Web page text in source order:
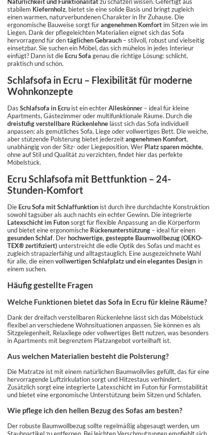
Natürlichkeit und Funktionalitätzu schätzen wissen. Gefertigt aus
stabilem Kiefernholz, bietet sie eine solide Basis und bringt zugleich
einen warmen, naturverbundenen Charakter in Ihr Zuhause. Die
ergonomische Bauweise sorgt fürangenehmen Komfort im Sitzen wie im
Liegen. Dank der pflegeleichten Materialien eignet sich das Sofa
hervorragend für dentäglichen Gebrauch – stilvoll, robust und vielseitig
einsetzbar. Sie suchen ein Möbel, das sich mühelos in jedes Interieur
einfügt? Dann ist die Ecru Sofa genau die richtige Lösung: schlicht,
praktisch und schön.
Schlafsofa in Ecru – Flexibilität für moderne
Wohnkonzepte
Das Schlafsofa in Ecru ist ein echterAlleskönner – ideal für kleine
Apartments, Gästezimmer oder multifunktionale Räume. Durch die
dreistufig verstellbare Rückenlehne lässt sich das Sofa individuell
anpassen: als gemütliches Sofa, Liege oder vollwertiges Bett. Die weiche,
aber stützende Polsterung bietet jederzeitangenehmen Komfort,
unabhängig von der Sitz- oder Liegeposition. Wer Platz sparen möchte,
ohne auf Stil und Qualität zu verzichten, findet hier das perfekte
Möbelstück.
Ecru Schlafsofa mit Bettfunktion – 24-
Stunden-Komfort
Die Ecru Sofa mit Schlaffunktion ist durch ihre durchdachte Konstruktion
sowohl tagsüber als auch nachts ein echter Gewinn. Die integrierte
Latexschicht im Futonsorgt für flexible Anpassung an die Körperform
und bietet eine ergonomische Rückenunterstützung – ideal für einen
gesunden Schlaf. Derhochwertige, gesteppte Baumwollbezug (OEKO-
TEX® zertifiziert)unterstreicht die edle Optik des Sofas und macht es
zugleich strapazierfähig und alltagstauglich. Eine ausgezeichnete Wahl
für alle, die einenvollwertigen Schlafplatz und ein elegantes Design in
einem suchen.
Häufig gestellte Fragen
Welche Funktionen bietet das Sofa in Ecru für kleine Räume?
Dank der dreifach verstellbaren Rückenlehne lässt sich das Möbelstück
flexibel an verschiedene Wohnsituationen anpassen. Sie können es als
Sitzgelegenheit, Relaxliege oder vollwertiges Bett nutzen, was besonders
in Apartments mit begrenztem Platzangebot vorteilhaft ist.
Aus welchen Materialien besteht die Polsterung?
Die Matratze ist mit einem natürlichen Baumwollvlies gefüllt, das für eine
hervorragende Luftzirkulation sorgt und Hitzestaus verhindert.
Zusätzlich sorgt eine integrierte Latexschicht im Futon für Formstabilität
und bietet eine ergonomische Unterstützung beim Sitzen und Schlafen.
Wie pflege ich den hellen Bezug des Sofas am besten?
Der robuste Baumwollbezug sollte regelmäßig abgesaugt werden, um